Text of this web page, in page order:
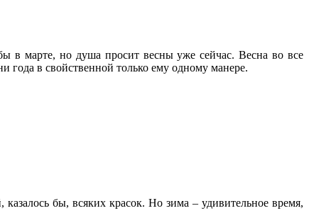
в марте, но душа просит весны уже сейчас. Весна во все
года в свойственной только ему одному манере.
бы, всяких красок. Но зима – удивительное время,